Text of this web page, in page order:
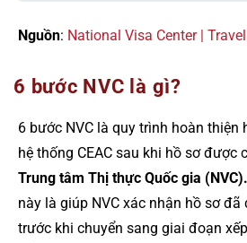
Nguồn: National Visa Center |
6 bước NVC là gì?
6 bước NVC là quy trình hoàn thiện
hệ thống CEAC sau khi hồ sơ được
Trung tâm Thị thực Quốc gia (NVC).
này là giúp NVC xác nhận hồ sơ
trước khi chuyển sang giai đoạn